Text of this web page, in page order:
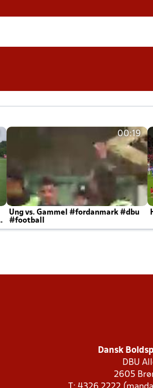
00:19
Ung vs. Gammel #fordanmark #dbu
#football
Dansk
DBU
2605